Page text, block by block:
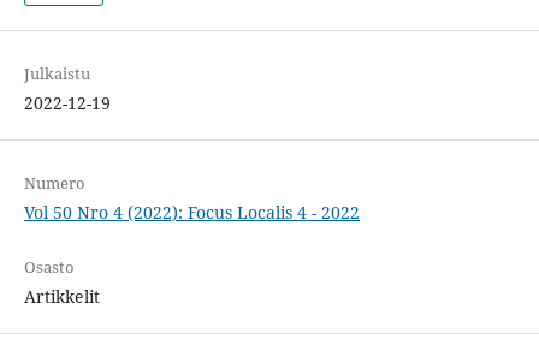
Julkaistu
2022-12-19
Numero
Vol 50 Nro 4 (2022): Focus Localis 4 - 2022
Osasto
Artikkelit